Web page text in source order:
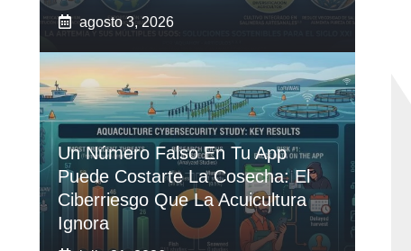
agosto 3, 2026
Un Número Falso En Tu App
Puede Costarte La Cosecha: El
Ciberriesgo Que La Acuicultura
Ignora